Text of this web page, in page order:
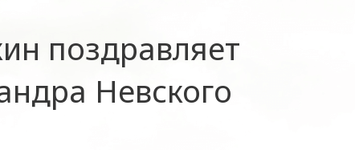
поздравляет
Невского